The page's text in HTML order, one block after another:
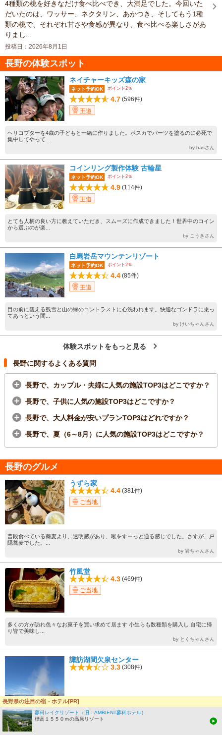
4種類の桃を好きなだけ食べ比べでき、大満足でした。今回いた
だいたのは、ワッサー、ネクタリン、あかつき、そしてもう1種
類の桃で、それぞれ甘さや食感が異なり、食べ比べる楽しさがあ
りまし...
投稿日：2026年8月1日
長野の体験スポット
ネイチャーキッズ森の家
ネット予約OK ポイント2％
4.7 (596件)
王道
ヘリコプターを4歳の子どもと一緒に作りました。ポスカでパーツを塗るのに必死で
集中してやって...
by hasさん
コインリング製作体験 古輪星
ネット予約OK ポイント2％
4.9 (114件)
王道
とても人柄の良い方に教えていただき、スムーズに作成できました！世界中のコイン
から選ぶのが楽...
by こうきさん
白馬岩岳マウンテンリゾート
ネット予約OK ポイント2％
4.4 (85件)
王道
目の前に観える残雪と山の緑のコントラストに心洗われます。快適なゴンドラに乗っ
てあっという間...
by けいちゃんさん
体験スポットをもっと見る
長野に関するよくある質問
長野で、カップル・夫婦に人気の施設TOP3はどこですか？
長野で、子供に人気の施設TOP3はどこですか？
長野で、大人料金が安いプランTOP3はどれですか？
長野で、夏（6～8月）に人気の施設TOP3はどこですか？
長野のグルメ
うずら家
4.4 (381件)
ご当地
普段食べている蕎麦より、透明感があり、喉をすーっと通る感じでした。さすが、戸
隠蕎麦でした。...
by 岩ちゃんさん
竹風堂
4.3 (469件)
ご当地
多くの方が訪れ色々なお菓子を買い求めて居ます 小生らも数種類を購入し 自宅に帰
り皆で美味し...
by とくちゃんさん
諏訪湖間欠泉センター
3.3 (308件)
昔は諏訪湖が大きく、この辺りまで水があったそうです。いくつも湧き出ており温泉
街になったこと...
長野県の注目の宿・ホテル[PR]
蓼科レイクリゾート（旧：AMBIENT蓼科ホテル）
標高１５５０ｍの高原リゾート